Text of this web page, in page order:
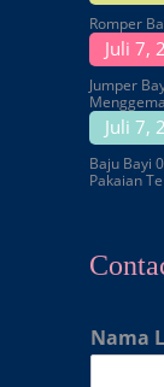
Romper
Juli 7,
Jumper
Juli 7,
Baju Bayi
Pakaian
Nama